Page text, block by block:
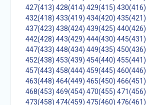
427(413) 428(414) 429(415) 430(416)
432(418) 433(419) 434(420) 435(421)
437(423) 438(424) 439(425) 440(426)
442(428) 443(429) 444(430) 445(431)
447(433) 448(434) 449(435) 450(436)
452(438) 453(439) 454(440) 455(441)
457(443) 458(444) 459(445) 460(446)
463(448) 464(449) 465(450) 466(451)
468(453) 469(454) 470(455) 471(456)
473(458) 474(459) 475(460) 476(461)